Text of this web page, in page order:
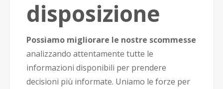
disposizione
Possiamo migliorare le nostre scommesse
analizzando attentamente tutte le
informazioni disponibili per prendere
decisioni più informate. Uniamo le forze per